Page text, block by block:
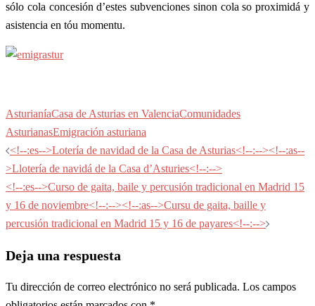
sólo cola concesión d’estes subvenciones sinon cola so proximidá y
asistencia en tóu momentu.
AsturianíaCasa de Asturias en ValenciaComunidades
AsturianasEmigración asturiana
Navegación
de
entradas
<!--:es-->Lotería de navidad de la Casa de Asturias<!--:--><!--:as--
>Llotería de navidá de la Casa d’Asturies<!--:-->
<!--:es-->Curso de gaita, baile y percusión tradicional en Madrid 15
y 16 de noviembre<!--:--><!--:as-->Cursu de gaita, baille y
percusión tradicional en Madrid 15 y 16 de payares<!--:-->
Deja una respuesta
Tu dirección de correo electrónico no será publicada. Los campos